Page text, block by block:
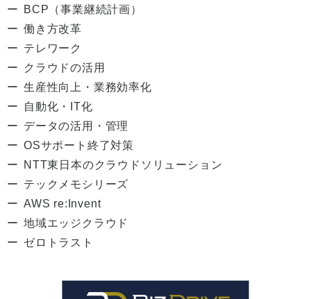
BCP（事業継続計画）
働き方改革
テレワーク
クラウドの活用
生産性向上・業務効率化
自動化・IT化
データの活用・管理
OSサポート終了対策
NTT東日本のクラウドソリューション
テックメモシリーズ
AWS re:Invent
地域エッジクラウド
ゼロトラスト